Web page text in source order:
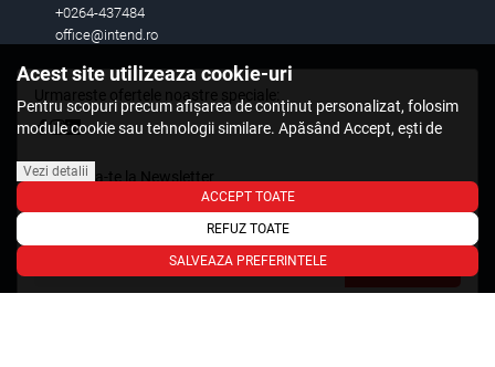
+0264-437484
office@intend.ro
Urmareste ofertele noastre speciale:
Aboneaza-te la Newsletter
Fii primul care stie. Inscrieti-vă la newsletter astazi.
Acest site utilizeaza cookie-uri
Pentru scopuri precum afișarea de conținut personalizat, folosim
module cookie sau tehnologii similare. Apăsând Accept, ești de
tehnologii similare. Află in sectiunea Politica de Cookies mai multe
despre cookie-uri, inclusiv despre posibilitatea retragerii acordului.
Vezi detalii
ACCEPT TOATE
REFUZ TOATE
SALVEAZA PREFERINTELE